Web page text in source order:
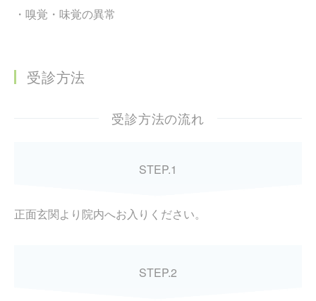
・嗅覚・味覚の異常
受診方法
受診方法の流れ
STEP.1
正面玄関より院内へお入りください。
STEP.2